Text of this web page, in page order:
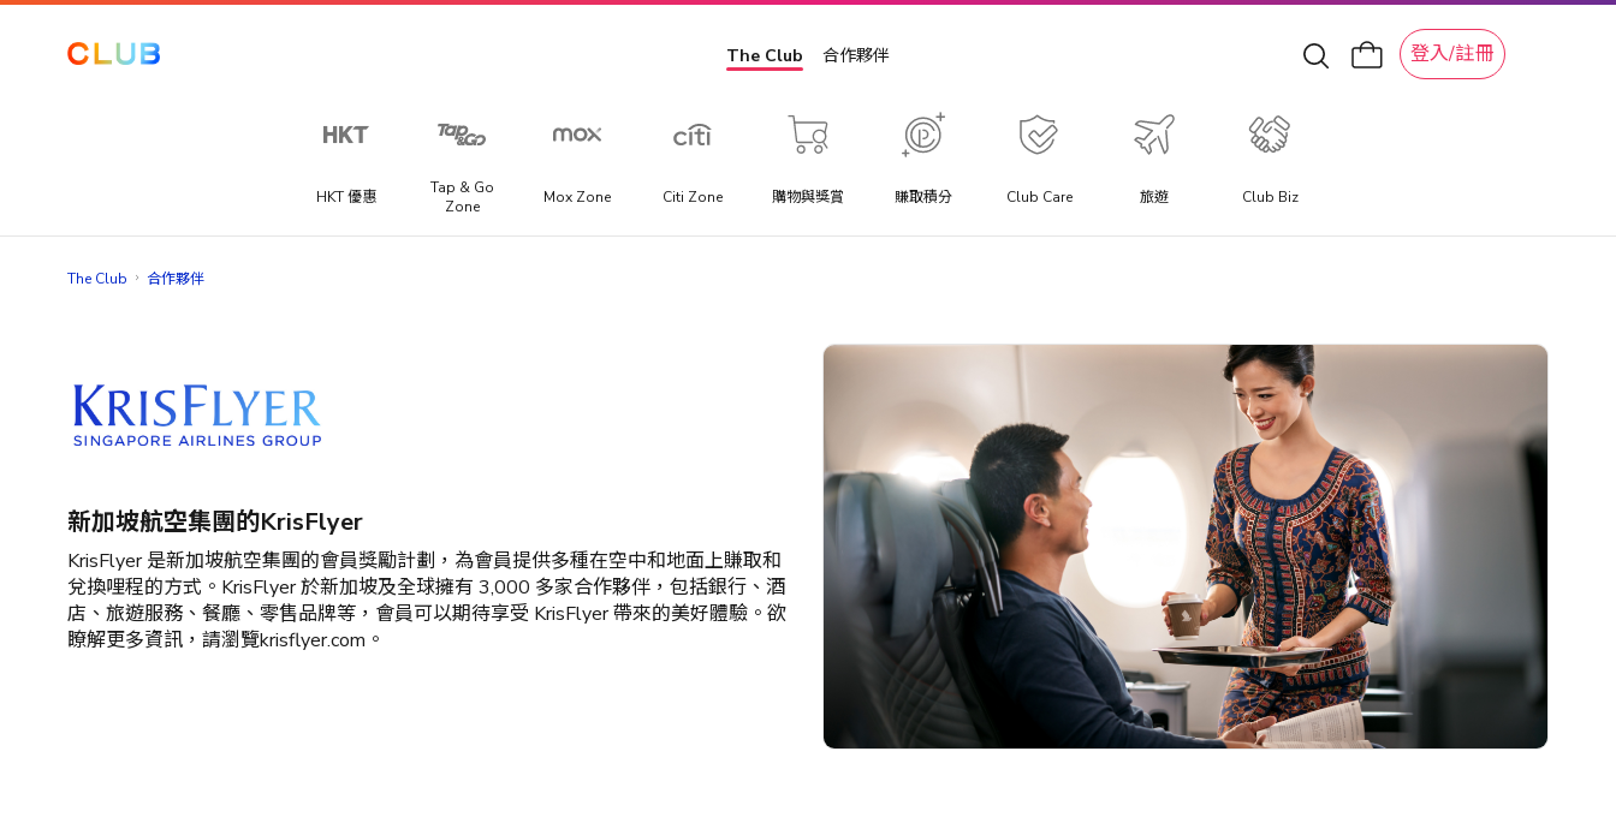
讓我們
從以下選
選擇三個
的體驗。​
你可以隨
時在「會
人資料」
>「喜好設
定」中更
新你的喜
好或通訊
The Club 合作夥伴
HKT 優惠
Tap & Go
Zone
Mox Zone Citi Zone 購物與獎賞
Club 積分專區
推廣優惠
手機、電腦及潮物
家電及家品
親子及寵物
餐飲及體驗
賺取積分 Club Care 旅遊
海外賽事套票
宅渡假
提供宅度假優惠，每間酒店都各有特色，包括精緻晚餐、自助
早餐、兒童樂園或SPA水療服務等。
Club Biz
登入/註冊
The Club 合作夥伴
新加坡航空集團的KrisFlyer
KrisFlyer 是新加坡航空集團的會員獎勵計劃，為會員提供多種在空中和地面上賺取和
兌換哩程的方式。KrisFlyer 於新加坡及全球擁有 3,000 多家合作夥伴，包括銀行、酒
店、旅遊服務、餐廳、零售品牌等，會員可以期待享受 KrisFlyer 帶來的美好體驗。欲
瞭解更多資訊，請瀏覽krisflyer.com。